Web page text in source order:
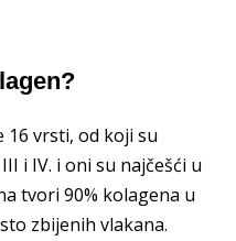
16 vrsti, od koji su
i IV. i oni su najčešći u
tvori 90% kolagena u
zbijenih vlakana.